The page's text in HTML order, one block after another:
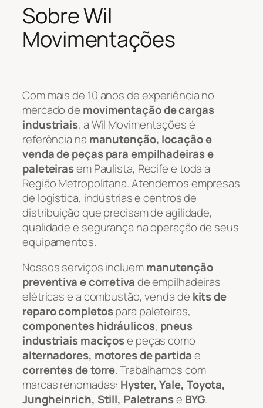
Sobre Wil
Movimentações
Com mais de 10 anos de experiência no
mercado de movimentação de cargas
industriais, a Wil Movimentações é
referência na manutenção, locação e
venda de peças para empilhadeiras e
paleteirasem Paulista, Recife e toda a
Região Metropolitana. Atendemos empresas
de logística, indústrias e centros de
distribuição que precisam de agilidade,
qualidade e segurança na operação de seus
equipamentos.
Nossos serviços incluemmanutenção
preventiva e corretivade empilhadeiras
elétricas e a combustão, venda de kits de
reparo completospara paleteiras,
componentes hidráulicos, pneus
industriais maciçose peças como
alternadores, motores de partidae
correntes de torre. Trabalhamos com
marcas renomadas: Hyster, Yale, Toyota,
Jungheinrich, Still, Paletranse BYG.